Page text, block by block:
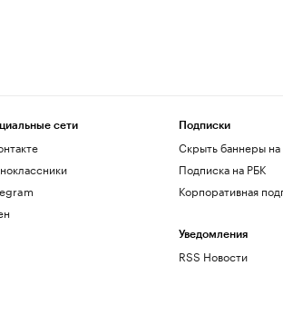
сети Подписки
Скрыть баннеры на
Подписка на РБК
Корпоративная
Уведомления
RSS Новости